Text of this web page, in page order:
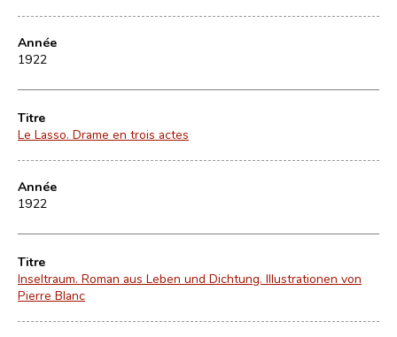
Année
1922
Titre
Le Lasso. Drame en trois actes
Année
1922
Titre
Inseltraum. Roman aus Leben und Dichtung. Illustrationen von
Pierre Blanc